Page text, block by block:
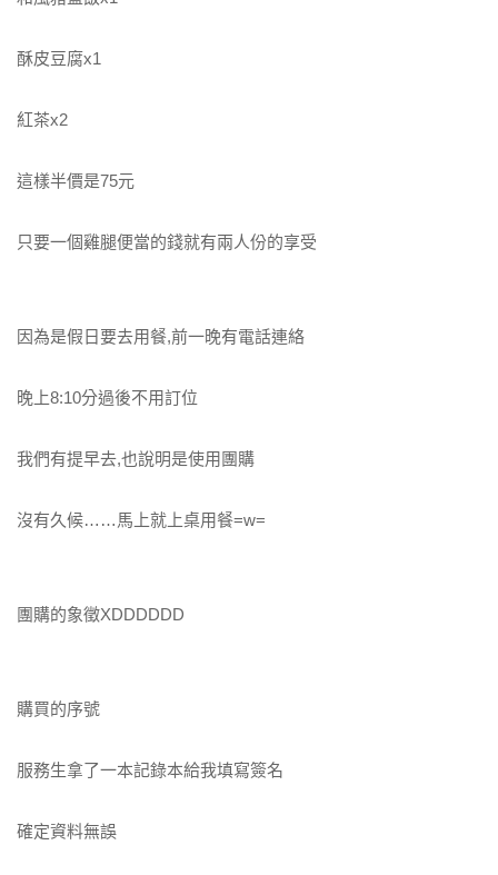
酥皮豆腐x1
紅茶x2
這樣半價是75元
只要一個雞腿便當的錢就有兩人份的享受
因為是假日要去用餐,前一晚有電話連絡
晚上8:10分過後不用訂位
我們有提早去,也說明是使用團購
沒有久候……馬上就上桌用餐=w=
團購的象徵XDDDDDD
購買的序號
服務生拿了一本記錄本給我填寫簽名
確定資料無誤